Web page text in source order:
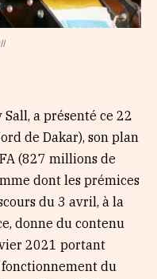
a présenté ce 22
de Dakar), son plan
(827 millions de
dont les prémices
du 3 avril, à la
donne du contenu
2021 portant
du